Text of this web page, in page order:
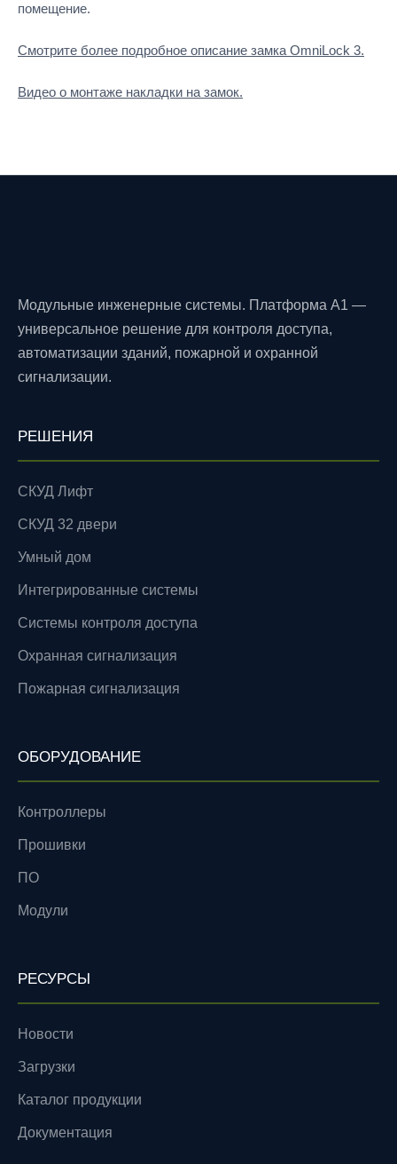
помещение.
Смотрите более подробное описание замка OmniLock 3.
Видео о монтаже накладки на замок.
Модульные инженерные системы. Платформа A1 —
универсальное решение для контроля доступа,
автоматизации зданий, пожарной и охранной
сигнализации.
РЕШЕНИЯ
СКУД Лифт
СКУД 32 двери
Умный дом
Интегрированные системы
Системы контроля доступа
Охранная сигнализация
Пожарная сигнализация
ОБОРУДОВАНИЕ
Контроллеры
Прошивки
ПО
Модули
РЕСУРСЫ
Новости
Загрузки
Каталог продукции
Документация